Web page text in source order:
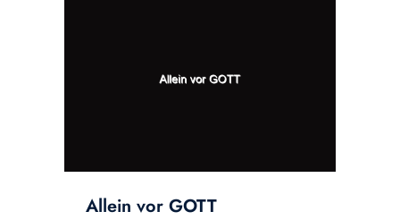
Allein vor GOTT